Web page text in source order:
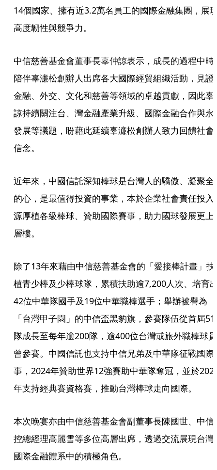
14個國家、擁有近3.2萬名員工的國際金融集團，展
高度韌性與競爭力。
中信慈善基金會董事長辜仲諒表示，成長的過程中時
陪伴辜濓松創辦人出席各大國際經貿組織活動，見證
金融、外交、文化和慈善等領域的卓越貢獻，因此辜
諒持續關注台、灣金融產業升級、國際金融合作與永
發展等議題，盼藉此延續辜濓松創辦人致力回饋社會
信念。
近年來，中國信託深知棒球是台灣人的驕傲、凝聚全
的心，是最值得投資的事業，本於企業社會責任投入
源厚植各級棒球、贊助國際賽事，助力國球發展更上
層樓。
除了13年來藉由中信慈善基金會的「愛接棒計畫」扶
植青少棒及少棒球隊，累積扶助逾7,200人次、培育
42位中華隊國手及19位中華職棒選手；舉辦被譽為
「台灣甲子園」的中信盃黑豹旗，參賽隊伍從首屆51
隊成長至每年逾200隊，逾400位台灣或旅外職棒球員
曾參賽。中國信託也支持中信兄弟及中華隊征戰國際
事，2024年贊助世界12強賽助中華隊奪冠，並於
年支持經典賽資格賽，推動台灣棒球走向國際。
本次晚宴亦由中信慈善基金會副董事長陳國世、中信
控總經理高麗雪等多位高層出席，透過交流展現台灣
國際金融體系中的積極角色。